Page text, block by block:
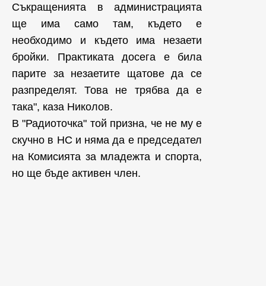
Съкращенията в администрацията
ще има само там, където е
необходимо и където има незаети
бройки. Практиката досега е била
парите за незаетите щатове да се
разпределят. Това не трябва да е
така", каза Николов.
В "Радиоточка" той призна, че не му е
скучно в НС и няма да е председател
на Комисията за младежта и спорта,
но ще бъде активен член.